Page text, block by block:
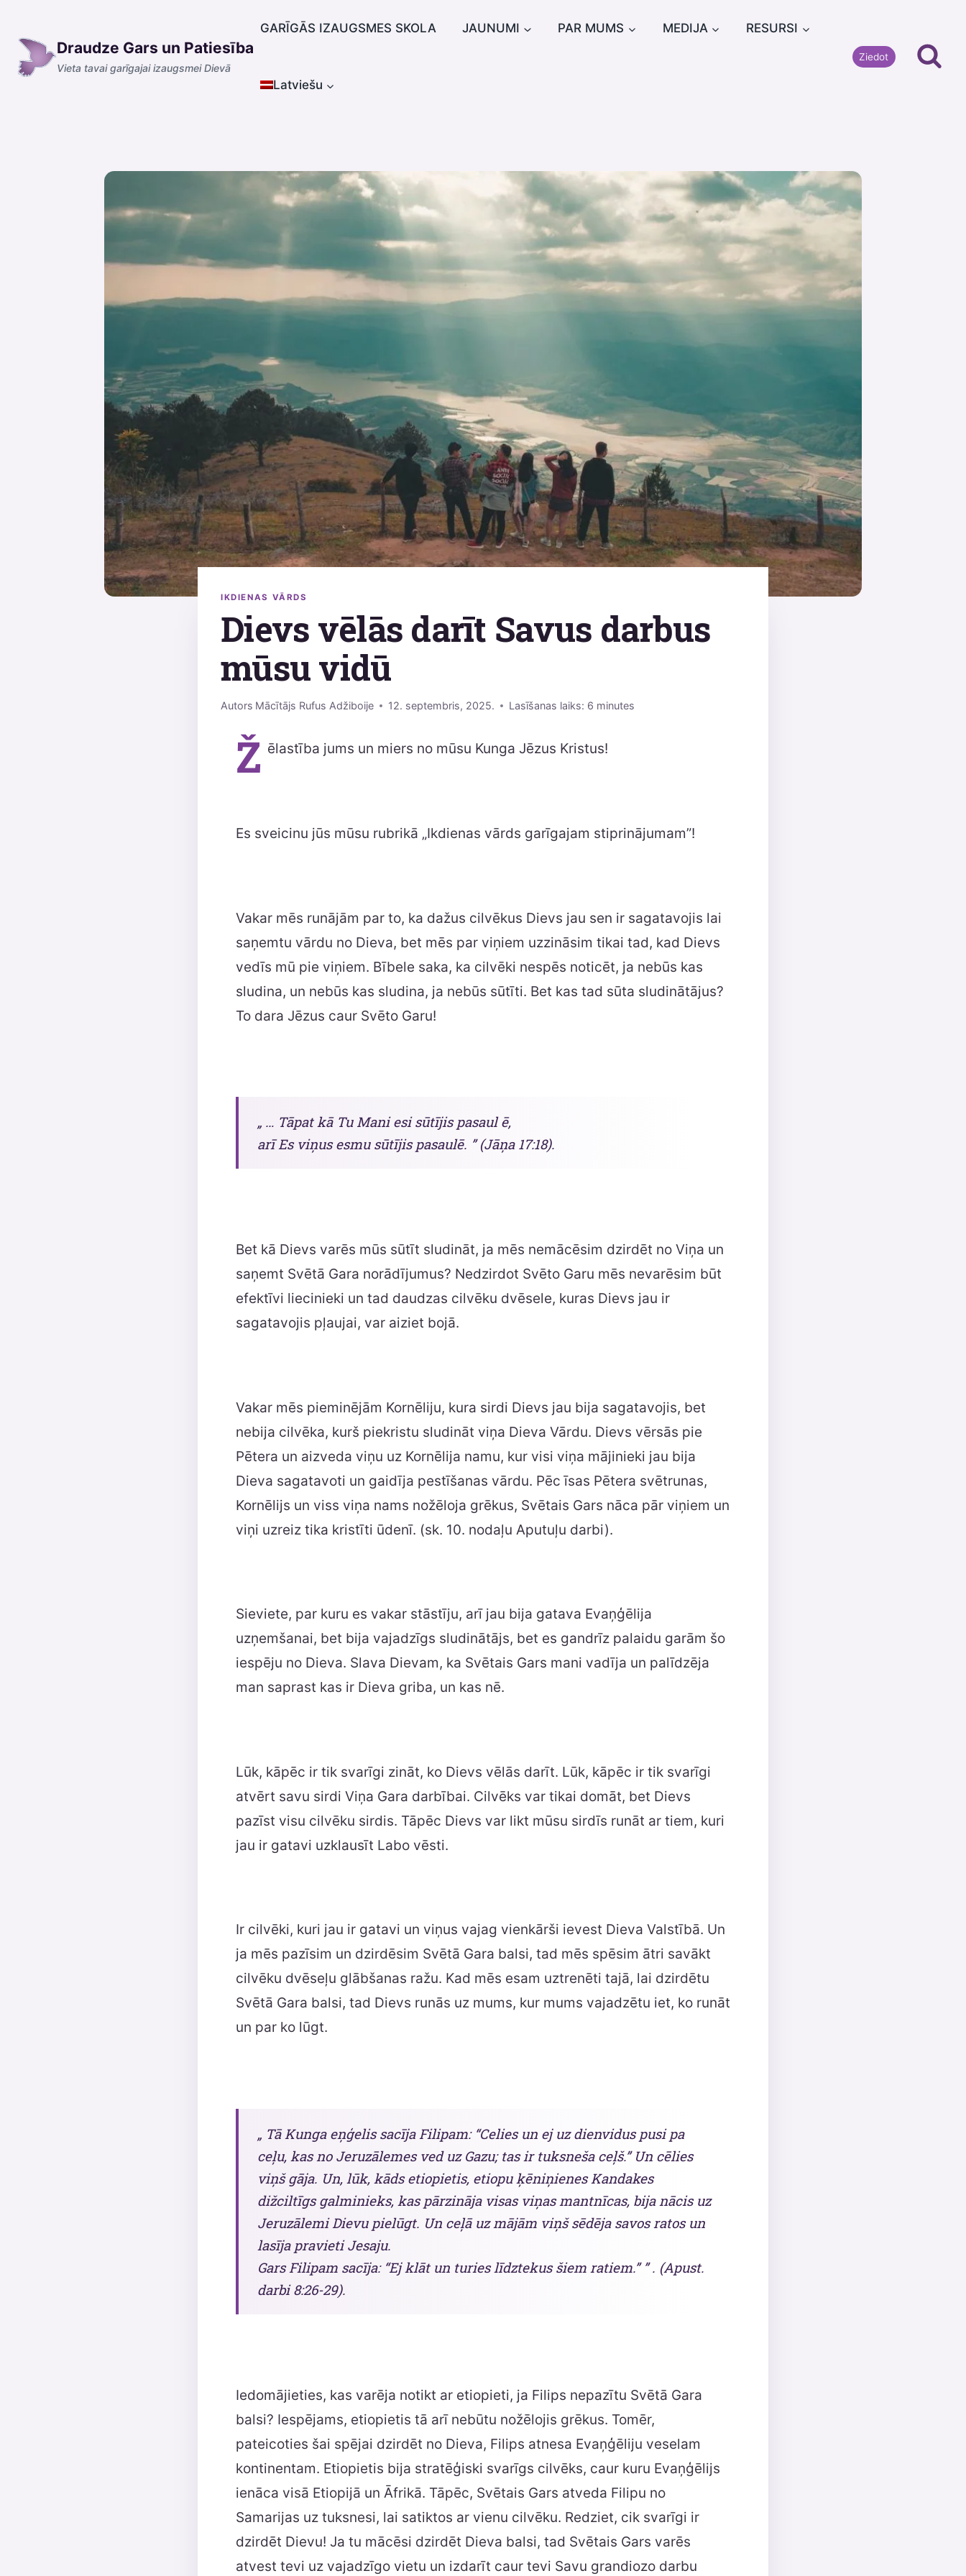
content
Draudze Gars un Patiesība
Vieta tavai garīgajai izaugsmei Dievā
GARĪGĀS IZAUGSMES SKOLA JAUNUMI PAR MUMS MEDIJA RESURSI
Latviešu
Ziedot
IKDIENAS VĀRDS
Dievs vēlās darīt Savus darbus
mūsu vidū
Autors Mācītājs Rufus Adžiboije 12. septembris, 2025. Lasīšanas laiks: 6 minutes
Ž ēlastība jums un miers no mūsu Kunga Jēzus Kristus!
Es sveicinu jūs mūsu rubrikā „Ikdienas vārds garīgajam stiprinājumam”!
Vakar mēs runājām par to, ka dažus cilvēkus Dievs jau sen ir sagatavojis lai
saņemtu vārdu no Dieva, bet mēs par viņiem uzzināsim tikai tad, kad Dievs
vedīs mū pie viņiem. Bībele saka, ka cilvēki nespēs noticēt, ja nebūs kas
sludina, un nebūs kas sludina, ja nebūs sūtīti. Bet kas tad sūta sludinātājus?
To dara Jēzus caur Svēto Garu!
„ … Tāpat kā Tu Mani esi sūtījis pasaul ē,
arī Es viņus esmu sūtījis pasaulē. ” (Jāņa 17:18).
Bet kā Dievs varēs mūs sūtīt sludināt, ja mēs nemācēsim dzirdēt no Viņa un
saņemt Svētā Gara norādījumus? Nedzirdot Svēto Garu mēs nevarēsim būt
efektīvi liecinieki un tad daudzas cilvēku dvēsele, kuras Dievs jau ir
sagatavojis pļaujai, var aiziet bojā.
Vakar mēs pieminējām Kornēliju, kura sirdi Dievs jau bija sagatavojis, bet
nebija cilvēka, kurš piekristu sludināt viņa Dieva Vārdu. Dievs vērsās pie
Pētera un aizveda viņu uz Kornēlija namu, kur visi viņa mājinieki jau bija
Dieva sagatavoti un gaidīja pestīšanas vārdu. Pēc īsas Pētera svētrunas,
Kornēlijs un viss viņa nams nožēloja grēkus, Svētais Gars nāca pār viņiem un
viņi uzreiz tika kristīti ūdenī. (sk. 10. nodaļu Aputuļu darbi).
Sieviete, par kuru es vakar stāstīju, arī jau bija gatava Evaņģēlija
uzņemšanai, bet bija vajadzīgs sludinātājs, bet es gandrīz palaidu garām šo
iespēju no Dieva. Slava Dievam, ka Svētais Gars mani vadīja un palīdzēja
man saprast kas ir Dieva griba, un kas nē.
Lūk, kāpēc ir tik svarīgi zināt, ko Dievs vēlās darīt. Lūk, kāpēc ir tik svarīgi
atvērt savu sirdi Viņa Gara darbībai. Cilvēks var tikai domāt, bet Dievs
pazīst visu cilvēku sirdis. Tāpēc Dievs var likt mūsu sirdīs runāt ar tiem, kuri
jau ir gatavi uzklausīt Labo vēsti.
Ir cilvēki, kuri jau ir gatavi un viņus vajag vienkārši ievest Dieva Valstībā. Un
ja mēs pazīsim un dzirdēsim Svētā Gara balsi, tad mēs spēsim ātri savākt
cilvēku dvēseļu glābšanas ražu. Kad mēs esam uztrenēti tajā, lai dzirdētu
Svētā Gara balsi, tad Dievs runās uz mums, kur mums vajadzētu iet, ko runāt
un par ko lūgt.
„ Tā Kunga eņģelis sacīja Filipam: “Celies un ej uz dienvidus pusi pa
ceļu, kas no Jeruzālemes ved uz Gazu; tas ir tuksneša ceļš.” Un cēlies
viņš gāja. Un, lūk, kāds etiopietis, etiopu ķēniņienes Kandakes
dižciltīgs galminieks, kas pārzināja visas viņas mantnīcas, bija nācis uz
Jeruzālemi Dievu pielūgt. Un ceļā uz mājām viņš sēdēja savos ratos un
lasīja pravieti Jesaju.
Gars Filipam sacīja: “Ej klāt un turies līdztekus šiem ratiem.” ” . (Apust.
darbi 8:26-29).
Iedomājieties, kas varēja notikt ar etiopieti, ja Filips nepazītu Svētā Gara
balsi? Iespējams, etiopietis tā arī nebūtu nožēlojis grēkus. Tomēr,
pateicoties šai spējai dzirdēt no Dieva, Filips atnesa Evaņģēliju veselam
kontinentam. Etiopietis bija stratēģiski svarīgs cilvēks, caur kuru Evaņģēlijs
ienāca visā Etiopijā un Āfrikā. Tāpēc, Svētais Gars atveda Filipu no
Samarijas uz tuksnesi, lai satiktos ar vienu cilvēku. Redziet, cik svarīgi ir
dzirdēt Dievu! Ja tu mācēsi dzirdēt Dieva balsi, tad Svētais Gars varēs
atvest tevi uz vajadzīgo vietu un izdarīt caur tevi Savu grandiozo darbu